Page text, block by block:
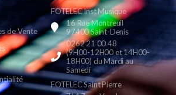
de Vente
FOTELEC Inst Musique
16 Rue Montreuil
97400 Saint-Denis
0262 21 00 48
(9H00-12H00 et 14H00-
18H00) du Mardi au
Samedi
FOTELEC Saint Pierre